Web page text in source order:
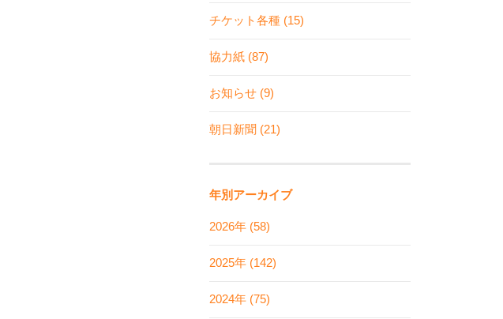
チケット各種 (15)
協力紙 (87)
お知らせ (9)
朝日新聞 (21)
年別アーカイブ
2026年 (58)
2025年 (142)
2024年 (75)